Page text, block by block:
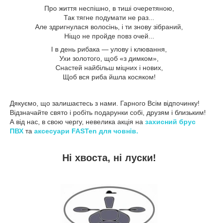
Про життя неспішно, в тиші очеретяною,
Так тягне подумати не раз...
Але здригнулася волосінь, і ти знову зібраний,
Ніщо не пройде повз очей...
І в день рибака — улову і клювання,
Ухи золотого, щоб «з димком»,
Снастей найбільш міцних і нових,
Щоб вся риба йшла косяком!
Дякуємо, що залишаєтесь з нами. Гарного Всім відпочинку!
Відзначайте свято і робіть подарунки собі, друзям і близьким!
А від нас, в свою чергу, невелика акція на захисний брус
ПВХ та аксесуари FASTen для човнів.
Ні хвоста, ні луски!